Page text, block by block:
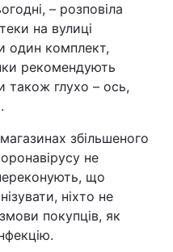
– розповіла
на вулиці
один комплект,
рекомендують
також глухо – ось,
збільшеного
не
що
ніхто не
покупців, як